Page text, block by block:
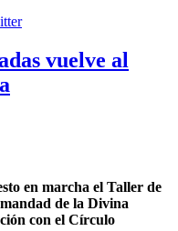
vuelve al
en marcha el Taller de
de la Divina
con el Círculo